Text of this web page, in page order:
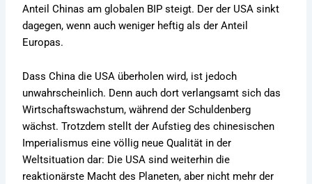
Anteil Chinas am globalen BIP steigt. Der der USA sinkt
dagegen, wenn auch weniger heftig als der Anteil
Europas.
Dass China die USA überholen wird, ist jedoch
unwahrscheinlich. Denn auch dort verlangsamt sich das
Wirtschaftswachstum, während der Schuldenberg
wächst. Trotzdem stellt der Aufstieg des chinesischen
Imperialismus eine völlig neue Qualität in der
Weltsituation dar: Die USA sind weiterhin die
reaktionärste Macht des Planeten, aber nicht mehr der